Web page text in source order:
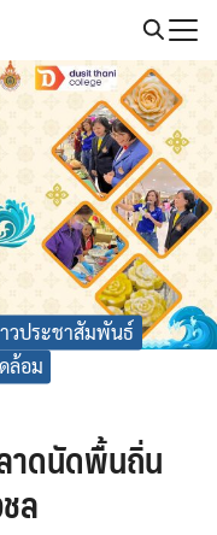
วประชาสัมพันธ์
ล้อม
าดนัดพื้นถิ่น
ล